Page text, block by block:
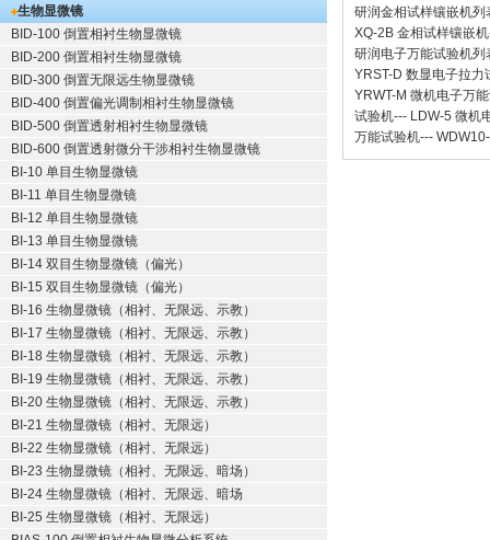
生物显微镜
BID-100 倒置相衬生物显微镜
BID-200 倒置相衬生物显微镜
BID-300 倒置无限远生物显微镜
BID-400 倒置偏光调制相衬生物显微镜
BID-500 倒置透射相衬生物显微镜
BID-600 倒置透射微分干涉相衬生物显微镜
BI-10 单目生物显微镜
BI-11 单目生物显微镜
BI-12 单目生物显微镜
BI-13 单目生物显微镜
BI-14 双目生物显微镜（偏光）
BI-15 双目生物显微镜（偏光）
BI-16 生物显微镜（相衬、无限远、示教）
BI-17 生物显微镜（相衬、无限远、示教）
BI-18 生物显微镜（相衬、无限远、示教）
BI-19 生物显微镜（相衬、无限远、示教）
BI-20 生物显微镜（相衬、无限远、示教）
BI-21 生物显微镜（相衬、无限远）
BI-22 生物显微镜（相衬、无限远）
BI-23 生物显微镜（相衬、无限远、暗场）
BI-24 生物显微镜（相衬、无限远、暗场
BI-25 生物显微镜（相衬、无限远）
研润金相试样镶嵌机列
XQ-2B 金相试样镶嵌机
研润电子万能试验机列
YRST-D 数显电子拉力
YRWT-M 微机电子万
试验机--- LDW-5 微机
万能试验机---